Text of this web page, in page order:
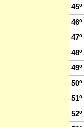
45º
46º
47º
48º
49º
50º
51º
52º